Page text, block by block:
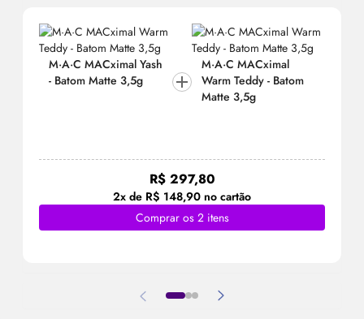
M·A·C MACximal Yash
- Batom Matte 3,5g
M·A·C MACximal
Warm Teddy - Batom
Matte 3,5g
R$ 297,80
2x de R$ 148,90 no cartão
Comprar os 2 itens